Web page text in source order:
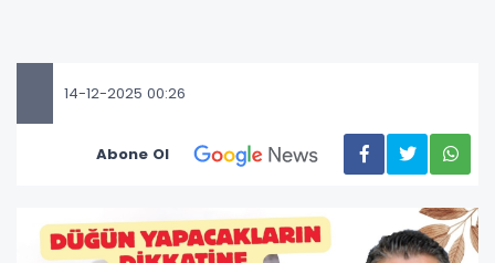
14-12-2025 00:26
Abone Ol